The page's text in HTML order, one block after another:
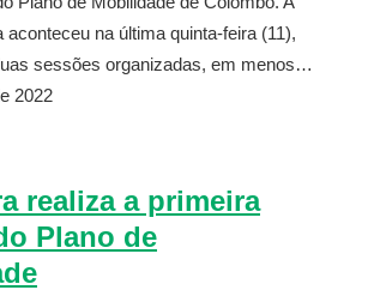
aconteceu na última quinta-feira (11),
sessões organizadas, em menos…
2022
realiza a primeira
Plano de